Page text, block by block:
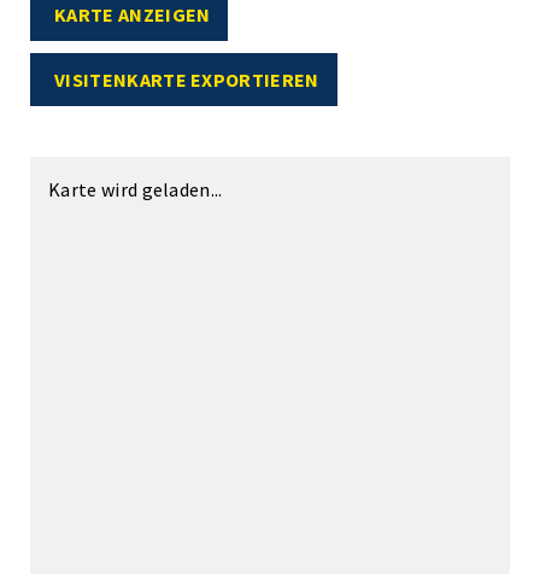
KARTE ANZEIGEN
VISITENKARTE EXPORTIEREN
Karte wird geladen...